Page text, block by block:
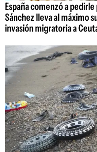
España comenzó a
Sánchez lleva al máximo
invasión migratoria a